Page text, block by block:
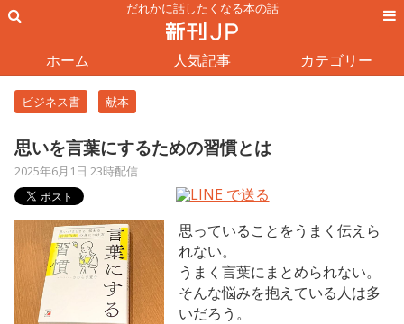
だれかに話したくなる本の話
ホーム 人気記事 カテゴリー
ビジネス書 献本
思いを言葉にするための習慣とは
2025年6月1日 23時配信
思っていることをうまく伝えら
れない。
うまく言葉にまとめられない。
そんな悩みを抱えている人は多
いだろう。